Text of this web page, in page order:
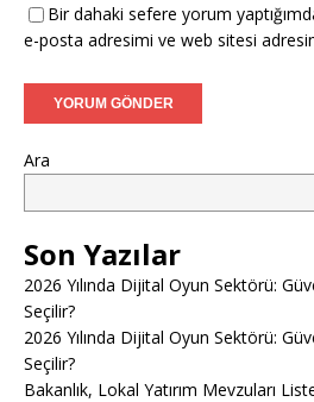
Bir dahaki sefere yorum
e-posta adresimi ve web sitesi
Ara
Son Yazılar
2026 Yılında Dijital Oyun Sektörü:
Seçilir?
2026 Yılında Dijital Oyun Sektörü:
Seçilir?
Bakanlık, Lokal Yatırım Mevzuları